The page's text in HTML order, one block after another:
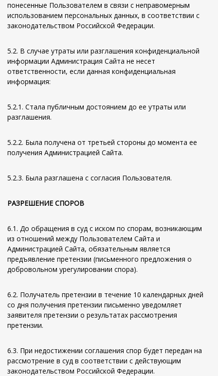
понесенные Пользователем в связи с неправомерным
использованием персональных данных, в соответствии с
законодательством Российской Федерации.
5.2. В случае утраты или разглашения конфиденциальной
информации Администрация Сайта не несет
ответственности, если данная конфиденциальная
информация:
5.2.1. Стала публичным достоянием до ее утраты или
разглашения.
5.2.2. Была получена от третьей стороны до момента ее
получения Администрацией Сайта.
5.2.3. Была разглашена с согласия Пользователя.
РАЗРЕШЕНИЕ СПОРОВ
6.1. До обращения в суд с иском по спорам, возникающим
из отношений между Пользователем Сайта и
Администрацией Сайта, обязательным является
предъявление претензии (письменного предложения о
добровольном урегулировании спора).
6.2. Получатель претензии в течение 10 календарных дней
со дня получения претензии письменно уведомляет
заявителя претензии о результатах рассмотрения
претензии.
6.3. При недостижении соглашения спор будет передан на
рассмотрение в суд в соответствии с действующим
законодательством Российской Федерации.